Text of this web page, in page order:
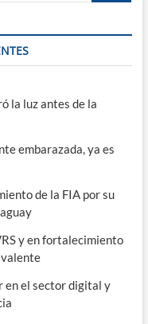
la luz antes de la
embarazada, ya es
de la FIA por su
y en fortalecimiento
en el sector digital y